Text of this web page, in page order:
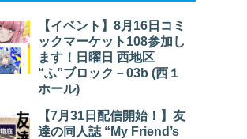
【イベント】8月16日コミ
ックマーケット108参加し
ます！日曜日 西地区
“ふ”ブロック－03b (西１
ホール)
【7月31日配信開始！】友
達の同人誌 “My Friend’s